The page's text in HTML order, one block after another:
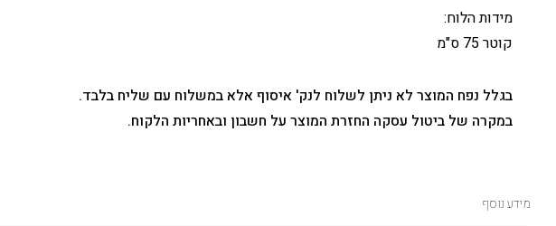
מידות הלוח:
קוטר 75 ס"מ
בגלל נפח המוצר לא ניתן לשלוח לנק' איסוף אלא במשלוח עם שליח בלבד.
במקרה של ביטול עסקה החזרת המוצר על חשבון ובאחריות הלקוח.
מידע נוסף